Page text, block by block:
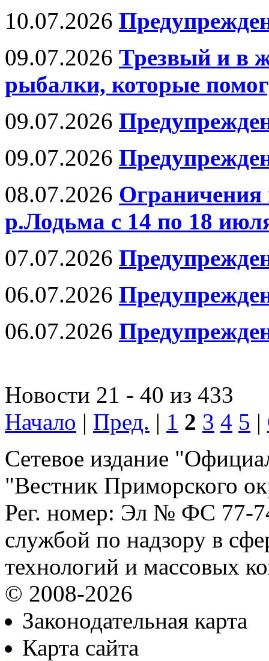
10.07.2026
09.07.2026 Трезвый и в
рыбалки, которые
09.07.2026
09.07.2026
08.07.2026 Ограничения
р.Лодьма с 14 по 18
07.07.2026
06.07.2026
06.07.2026
Новости 21 - 40 из 433
Начало | Пред. | 1 2 3 4 5 |
Сетевое издание
"Вестник Приморского
Рег. номер: Эл № ФС 77-
службой по надзору в
технологий и массовых
© 2008-2026
Законодательная карта
Карта сайта